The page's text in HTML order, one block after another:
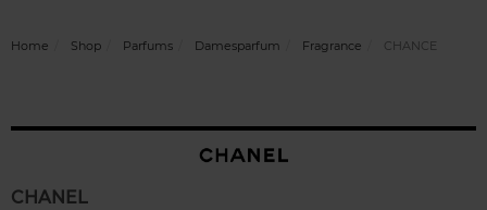
Home Shop Parfums Damesparfum Fragrance CHANCE
CHANEL